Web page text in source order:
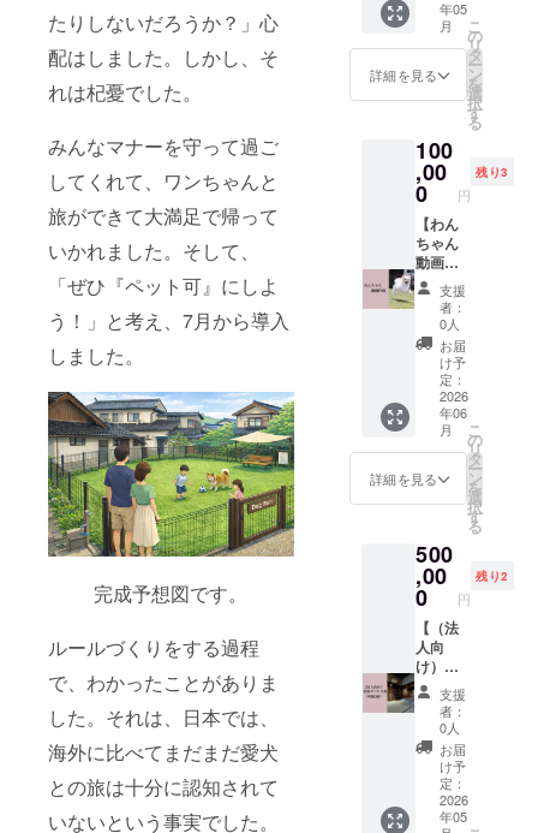
たりしないだろうか？」心
配はしました。しかし、そ
れは杞憂でした。
みんなマナーを守って過ご
してくれて、ワンちゃんと
旅ができて大満足で帰って
いかれました。そして、
「ぜひ『ペット可』にしよ
う！」と考え、7月から導入
しました。
完成予想図です。
ルールづくりをする過程
で、わかったことがありま
した。それは、日本では、
海外に比べてまだまだ愛犬
との旅は十分に認知されて
いないという事実でした。
連絡い
支援の
際、
スをご
入力く
ださ
い。
は必ず
お届け
のリ
ターン
や注意
書きを
ご確認
い。
り、料
理から
の食事
を仲間
ます。
・ペッ
ト同伴
も可能
です
（同意
書・接
種証明
書が必
要にな
りま
す。）
・詳し
くはプ
ロジェ
クト内
リンク
の
g.com
のリス
ティン
グをご
覧くだ
さい。
※わん
ちゃん
同伴で
もOKで
す。 ※
ご予約
方法の
詳細
は、ご
名前を
備考欄
欄にご
記入く
ださ
どが必
要であ
れば、
データ
をお送
りくだ
さい。
謝の気
持ちを
こめて
手書き
のお手
お届け
させて
いただ
きま
す。 ご
支援金
は、わ
んちゃ
んと楽
しむこ
とがで
きる素
敵な
ドッグ
ラン設
置に大
切に活
用させ
ていた
〈ご提
供方
法〉 ・
感謝の
気持ち
を込め
て、手
書きで
書いた
お手紙
を送ら
せてい
ただき
ます。
・備考
年05
月
詳細を見る
こ
の
リ
タ
ー
ン
を
選
択
す
る
100
,00
0 円
残り3
【わん
ちゃん
動画作
成しま
す】 あ
なたの
愛犬が
ドッグ
ランで
楽しく
遊んで
いる様
子を、
朝来市
で映
フィッ
ククリ
エイ
ターと
して活
躍して
いる崎
山 祥さ
んが動
画にま
とめま
す！ 崎
山さん
は今回
のクラ
支援
者：
0人
お届
け予
定：
2026
年06
月
詳細を見る
こ
の
リ
タ
ー
ン
を
選
択
す
る
500
,00
0 円
残り2
【（法
人向
け）宿
泊サー
ビス
券】年
間15回
法人向
けのお
得な
サービ
支援
者：
0人
お届
け予
定：
2026
年05